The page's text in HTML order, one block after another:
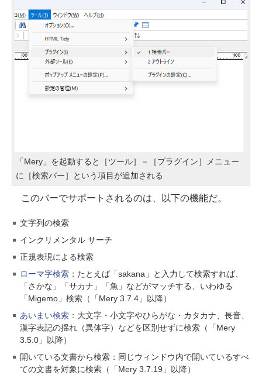
「Mery」を起動すると［ツール］－［プラグイン］メニュー
に［検索バー］という項目が追加される
このバーでサポートされるのは、以下の機能だ。
文字列の検索
インクリメンタル サーチ
正規表現による検索
ローマ字検索：たとえば「sakana」と入力して検索すれば、
「さかな」「サカナ」「魚」などがマッチする、いわゆる
「Migemo」検索（「Mery 3.7.4」以降）
あいまい検索：大文字・小文字やひらがな・カタカナ、長音、
漢字表記の揺れ（異体字）などを区別せずに検索（「Mery
3.5.0」以降）
開いている文書から検索：同じウィンドウ内で開いているすべ
ての文書を対象に検索（「Mery 3.7.19」以降）